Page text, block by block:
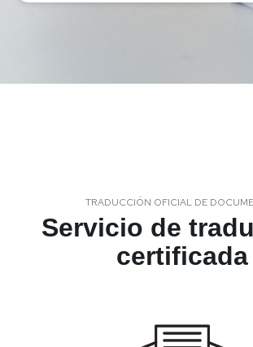
TRADUCCIÓN OFICIAL DE
Servicio de
certificada